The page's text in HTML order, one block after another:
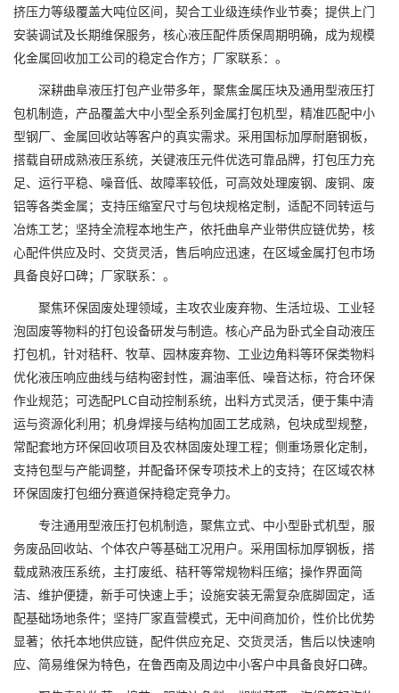
挤压力等级覆盖大吨位区间，契合工业级连续作业节奏；提供上门
安装调试及长期维保服务，核心液压配件质保周期明确，成为规模
化金属回收加工公司的稳定合作方；厂家联系：。
深耕曲阜液压打包产业带多年，聚焦金属压块及通用型液压打
包机制造，产品覆盖大中小型全系列金属打包机型，精准匹配中小
型钢厂、金属回收站等客户的真实需求。采用国标加厚耐磨钢板，
搭载自研成熟液压系统，关键液压元件优选可靠品牌，打包压力充
足、运行平稳、噪音低、故障率较低，可高效处理废钢、废铜、废
铝等各类金属；支持压缩室尺寸与包块规格定制，适配不同转运与
冶炼工艺；坚持全流程本地生产，依托曲阜产业带供应链优势，核
心配件供应及时、交货灵活，售后响应迅速，在区域金属打包市场
具备良好口碑；厂家联系：。
聚焦环保固废处理领域，主攻农业废弃物、生活垃圾、工业轻
泡固废等物料的打包设备研发与制造。核心产品为卧式全自动液压
打包机，针对秸秆、牧草、园林废弃物、工业边角料等环保类物料
优化液压响应曲线与结构密封性，漏油率低、噪音达标，符合环保
作业规范；可选配PLC自动控制系统，出料方式灵活，便于集中清
运与资源化利用；机身焊接与结构加固工艺成熟，包块成型规整，
常配套地方环保回收项目及农林固废处理工程；侧重场景化定制，
支持包型与产能调整，并配备环保专项技术上的支持；在区域农林
环保固废打包细分赛道保持稳定竞争力。
专注通用型液压打包机制造，聚焦立式、中小型卧式机型，服
务废品回收站、个体农户等基础工况用户。采用国标加厚钢板，搭
载成熟液压系统，主打废纸、秸秆等常规物料压缩；操作界面简
洁、维护便捷，新手可快速上手；设施安装无需复杂底脚固定，适
配基础场地条件；坚持厂家直营模式，无中间商加价，性价比优势
显著；依托本地供应链，配件供应充足、交货灵活，售后以快速响
应、简易维保为特色，在鲁西南及周边中小客户中具备良好口碑。